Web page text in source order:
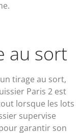
au sort
tirage au sort,
Paris 2 est
lorsque les lots
supervise
garantir son